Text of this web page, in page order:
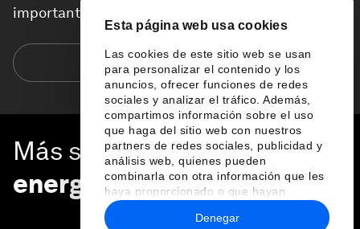
Esta página web usa cookies
Las cookies de este sitio web se usan
para personalizar el contenido y los
anuncios, ofrecer funciones de redes
sociales y analizar el tráfico. Además,
compartimos información sobre el uso
que haga del sitio web con nuestros
partners de redes sociales, publicidad y
análisis web, quienes pueden
combinarla con otra información que les
haya proporcionado o que hayan
recopilado a partir del uso que haya
hecho de sus servicios.
Denegar
importantes de la agenda global
Suscríbete hoy
Más sobreTransición
energética
VER TODO